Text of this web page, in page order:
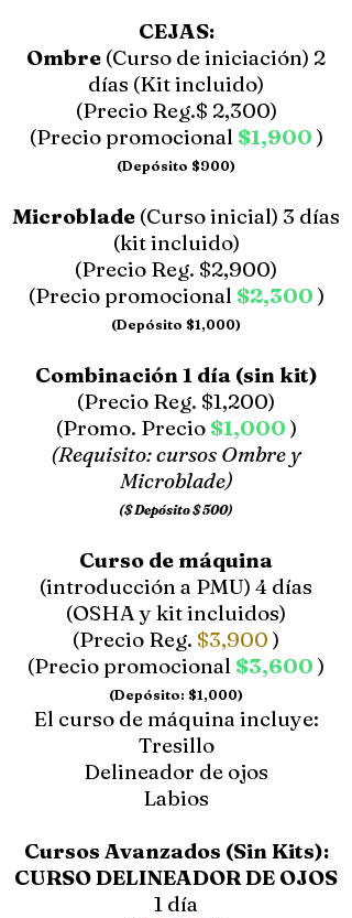
CEJAS:
Ombre (Curso de iniciación) 2
días (Kit incluido)
(Precio Reg.$ 2,300)
(Precio promocional $1,900 )
(Depósito $900)
Microblade (Curso inicial) 3 días
(kit incluido)
(Precio Reg. $2,900)
(Precio promocional $2,300 )
(Depósito $1,000)
Combinación 1 día (sin kit)
(Precio Reg. $1,200)
(Promo. Precio $1,000 )
(Requisito: cursos Ombre y
Microblade)
($ Depósito $ 500)
Curso de máquina
(introducción a PMU) 4 días
(OSHA y kit incluidos)
(Precio Reg. $3,900 )
(Precio promocional $3,600 )
(Depósito: $1,000)
El curso de máquina incluye:
Tresillo
Delineador de ojos
Labios
Cursos Avanzados (Sin Kits):
CURSO DELINEADOR DE OJOS
1 día